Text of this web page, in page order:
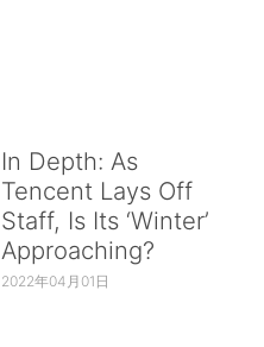
In Depth: As
Tencent Lays Off
Staff, Is Its ‘Winter’
Approaching?
2022年04月01日